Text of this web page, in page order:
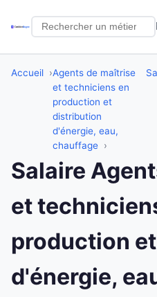
Accueil
Agents de maîtrise
et techniciens en
production et
distribution
d'énergie, eau,
chauffage
Salaire
et
production
d'énergie,